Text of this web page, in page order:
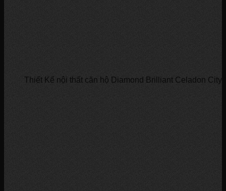
Thiết Kế nội thất căn hộ Diamond Brilliant Celadon City